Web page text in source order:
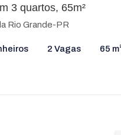
3 quartos, 65m²
Rio Grande-PR
2 Vagas 65